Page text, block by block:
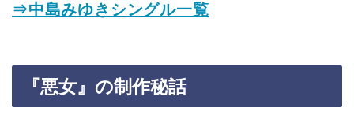
⇒中島みゆきシングル一覧
『悪女』の制作秘話